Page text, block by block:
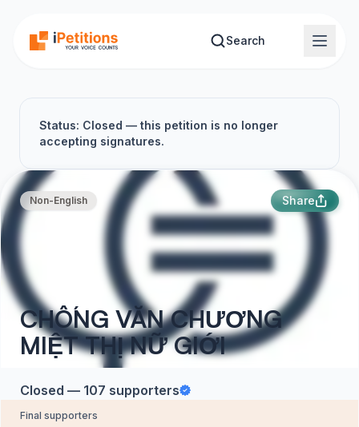
Search
Status: Closed — this petition is no longer
accepting signatures.
Non-English Share
CHỐNG VĂN CHƯƠNG
MIỆT THỊ NỮ GIỚI
Closed — 107 supporters
Final supporters